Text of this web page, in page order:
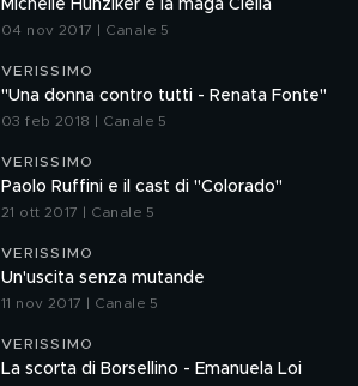
Michelle Hunziker e la maga Clelia
04 nov 2017 | Canale 5
VERISSIMO
"Una donna contro tutti - Renata Fonte"
03 feb 2018 | Canale 5
VERISSIMO
Paolo Ruffini e il cast di "Colorado"
21 ott 2017 | Canale 5
VERISSIMO
Un'uscita senza mutande
11 nov 2017 | Canale 5
VERISSIMO
La scorta di Borsellino - Emanuela Loi